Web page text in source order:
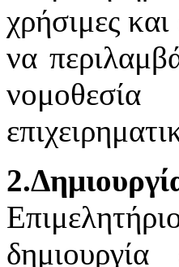
χρήσιμες
να